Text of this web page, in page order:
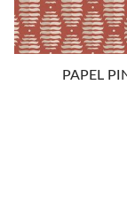
PAPEL